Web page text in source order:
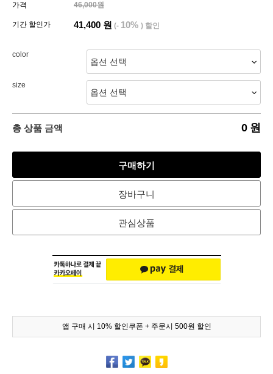
가격 46,000원
기간 할인가 41,400 원 (- 10% ) 할인
color
size
총 상품 금액 0 원
구매하기
장바구니
관심상품
앱 구매 시 10% 할인쿠폰 + 주문시 500원 할인